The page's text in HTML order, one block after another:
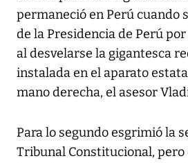
permaneció en Perú cuando
de la Presidencia de Perú
al desvelarse la gigantesca
instalada en el aparato
mano derecha, el asesor
Para lo segundo esgrimió la
Tribunal Constitucional,